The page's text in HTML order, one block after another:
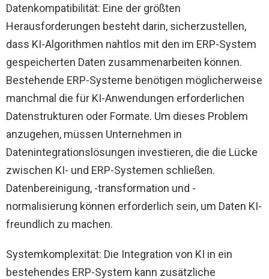
Datenkompatibilität: Eine der größten
Herausforderungen besteht darin, sicherzustellen,
dass KI-Algorithmen nahtlos mit den im ERP-System
gespeicherten Daten zusammenarbeiten können.
Bestehende ERP-Systeme benötigen möglicherweise
manchmal die für KI-Anwendungen erforderlichen
Datenstrukturen oder Formate. Um dieses Problem
anzugehen, müssen Unternehmen in
Datenintegrationslösungen investieren, die die Lücke
zwischen KI- und ERP-Systemen schließen.
Datenbereinigung, -transformation und -
normalisierung können erforderlich sein, um Daten KI-
freundlich zu machen.
Systemkomplexität: Die Integration von KI in ein
bestehendes ERP-System kann zusätzliche